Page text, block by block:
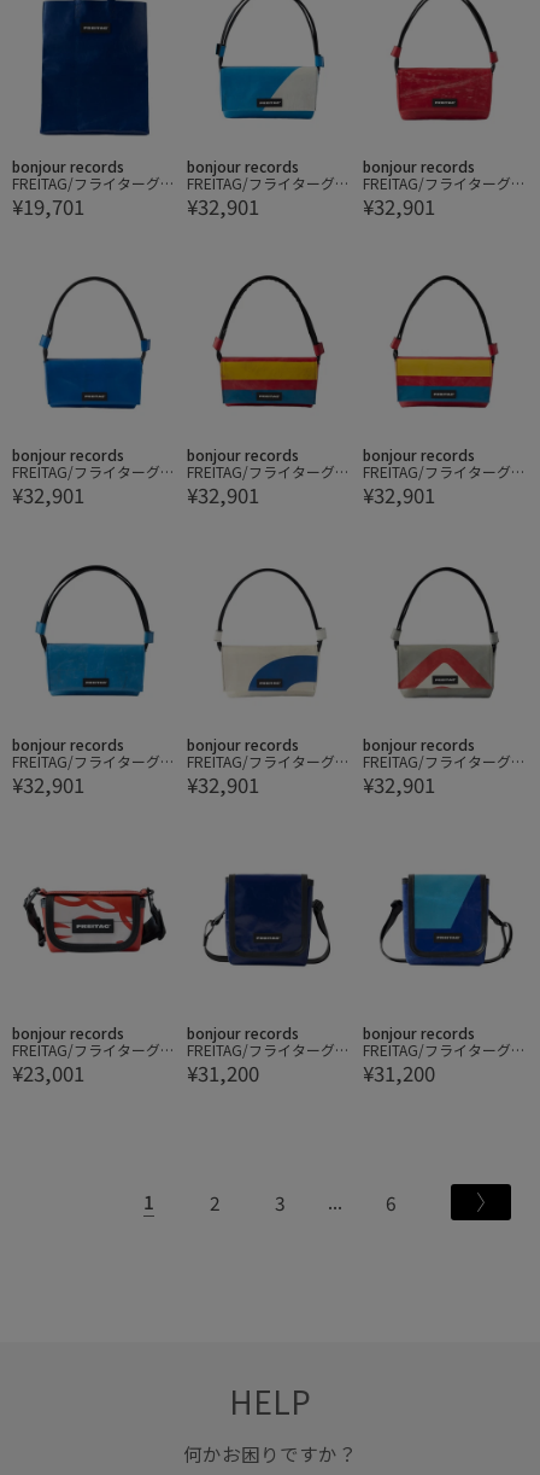
bonjour records
FREITAG/フライターグ M
IAMI VICE
¥19,701
bonjour records
FREITAG/フライターグ L
AURA SHOULDER BAG S
MALL
¥32,901
bonjour records
FREITAG/フライターグ L
AURA SHOULDER BAG S
MALL
¥32,901
bonjour records
FREITAG/フライターグ L
AURA SHOULDER BAG S
¥32,901
bonjour records
FREITAG/フライターグ L
AURA SHOULDER BAG S
MALL
¥32,901
bonjour records
FREITAG/フライターグ L
AURA SHOULDER BAG S
MALL
¥32,901
bonjour records
FREITAG/フライターグ L
AURA SHOULDER BAG S
¥32,901
bonjour records
FREITAG/フライターグ L
AURA SHOULDER BAG S
MALL
¥32,901
bonjour records
FREITAG/フライターグ L
AURA SHOULDER BAG S
MALL
¥32,901
bonjour records
FREITAG/フライターグ H
EINZ CROSSBODY EXTR
A SMALL
¥23,001
bonjour records
FREITAG/フライターグ F
RAN CROSSBODY SMALL
¥31,200
bonjour records
FREITAG/フライターグ F
RAN CROSSBODY SMALL
¥31,200
1 2 3 6
HELP
何かお困りですか？